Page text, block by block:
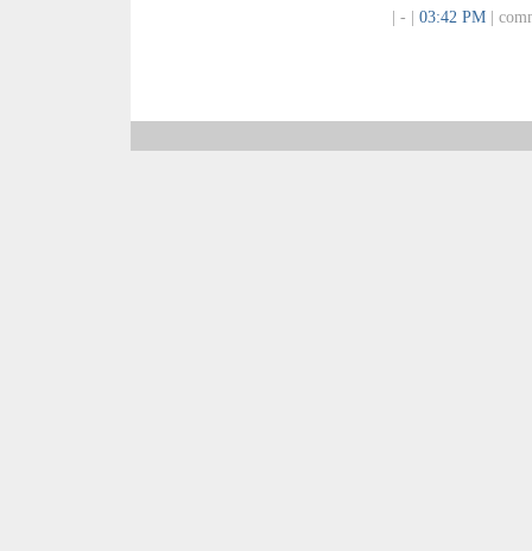
| - | 03:42 PM |